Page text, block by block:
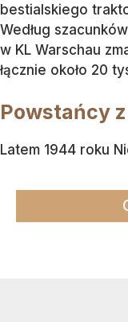
bestialskiego
Według
w KL Warschau
łącznie około 20
Powstańcy
Latem 1944 roku